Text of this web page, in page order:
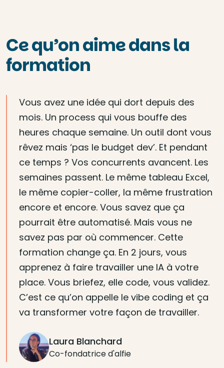
Ce qu’on aime dans la
formation
Vous avez une idée qui dort depuis des
mois. Un process qui vous bouffe des
heures chaque semaine. Un outil dont vous
rêvez mais ‘pas le budget dev’. Et pendant
ce temps ? Vos concurrents avancent. Les
semaines passent. Le même tableau Excel,
le même copier-coller, la même frustration
encore et encore. Vous savez que ça
pourrait être automatisé. Mais vous ne
savez pas par où commencer. Cette
formation change ça. En 2 jours, vous
apprenez à faire travailler une IA à votre
place. Vous briefez, elle code, vous validez.
C’est ce qu’on appelle le vibe coding et ça
va transformer votre façon de travailler.
Laura Blanchard
Co-fondatrice d'alfie